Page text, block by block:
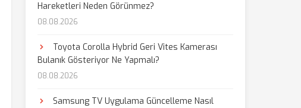
Hareketleri Neden Görünmez?
08.08.2026
Toyota Corolla Hybrid Geri Vites Kamerası
Bulanık Gösteriyor Ne Yapmalı?
08.08.2026
Samsung TV Uygulama Güncelleme Nasıl